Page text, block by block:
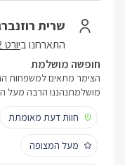
שרית
התארחנו ביורט 2
חופשה מושלמת
הצימר מתאים למשפחות
מושלמתנהננו הרבה מעל
חוות דעת מאומתת
מעל המצופה